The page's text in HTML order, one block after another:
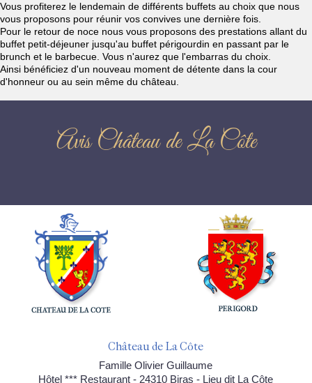
Vous profiterez le lendemain de différents buffets au choix que nous
vous proposons pour réunir vos convives une dernière fois.
Pour le retour de noce nous vous proposons des prestations allant du
buffet petit-déjeuner jusqu'au buffet périgourdin en passant par le
brunch et le barbecue. Vous n'aurez que l'embarras du choix.
Ainsi bénéficiez d'un nouveau moment de détente dans la cour
d'honneur ou au sein même du château.
Avis Château de La Côte
Château de La Côte
Famille Olivier Guillaume
Hôtel *** Restaurant - 24310 Biras - Lieu dit La Côte